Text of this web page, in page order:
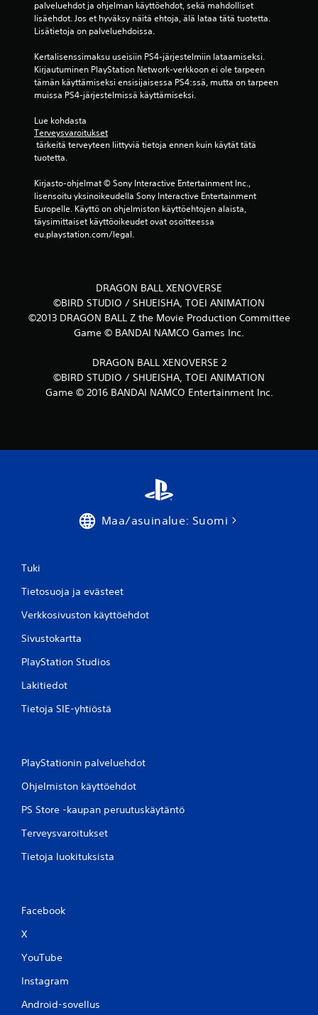
1
r
v
)
palveluehdot ja ohjelman käyttöehdot, sekä mahdolliset
lisäehdot. Jos et hyväksy näitä ehtoja, älä lataa tätä tuotetta.
Lisätietoja on palveluehdoissa.
Kertalisenssimaksu useisiin PS4-järjestelmiin lataamiseksi.
Kirjautuminen PlayStation Network-verkkoon ei ole tarpeen
tämän käyttämiseksi ensisijaisessa PS4:ssä, mutta on tarpeen
muissa PS4-järjestelmissä käyttämiseksi.
Lue kohdasta
Terveysvaroitukset
tuotetta.
Kirjasto-ohjelmat © Sony Interactive Entertainment Inc.,
lisensoitu yksinoikeudella Sony Interactive Entertainment
Europelle. Käyttö on ohjelmiston käyttöehtojen alaista,
täysimittaiset käyttöoikeudet ovat osoitteessa
eu.playstation.com/legal.
DRAGON BALL XENOVERSE
©BIRD STUDIO / SHUEISHA, TOEI ANIMATION
©2013 DRAGON BALL Z the Movie Production Committee
Game © BANDAI NAMCO Games Inc.
DRAGON BALL XENOVERSE 2
©BIRD STUDIO / SHUEISHA, TOEI ANIMATION
Game © 2016 BANDAI NAMCO Entertainment Inc.
Maa/asuinalue: Suomi
Tuki
Tietosuoja ja evästeet
Verkkosivuston käyttöehdot
Sivustokartta
PlayStation Studios
Lakitiedot
Tietoja SIE-yhtiöstä
PlayStationin palveluehdot
Ohjelmiston käyttöehdot
PS Store -kaupan peruutuskäytäntö
Terveysvaroitukset
Tietoja luokituksista
Facebook
X
YouTube
Instagram
Android-sovellus